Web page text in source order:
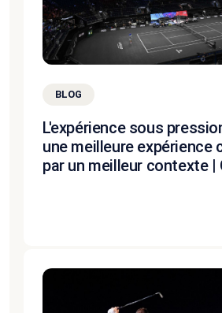
BLOG
L'expérience sous
une meilleure expérience
par un meilleur contexte |